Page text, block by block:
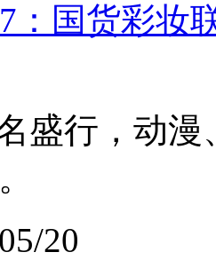
：国货彩妆
盛行，动
20